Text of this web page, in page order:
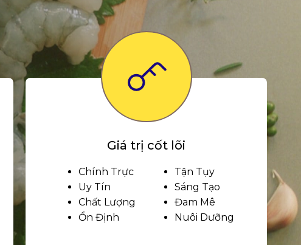
Giá trị cốt lõi
Chính Trực
Uy Tín
Chất Lượng
Ổn Định
Tận Tụy
Sáng Tạo
Đam Mê
Nuôi Dưỡng